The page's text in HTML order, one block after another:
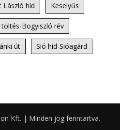
László híd Keselyűs
töltés-Bogyiszló rév
út Sió híd-Sióagárd
Kft. | Minden jog fenntartva.